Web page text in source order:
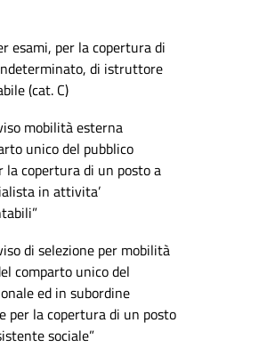
esami, per la copertura di
di istruttore
(cat. C)
mobilità esterna
unico del pubblico
la copertura di un posto a
in attivita’
di selezione per mobilità
comparto unico del
ed in subordine
per la copertura di un posto
sociale”